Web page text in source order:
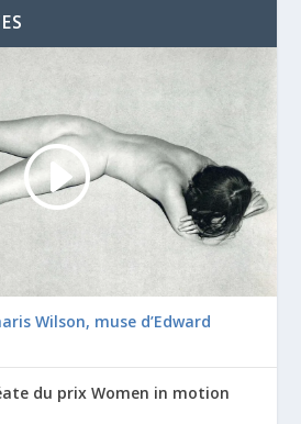
Wilson, muse d’Edward
du prix Women in motion